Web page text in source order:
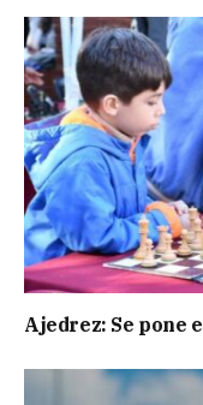
Ajedrez: Se pone